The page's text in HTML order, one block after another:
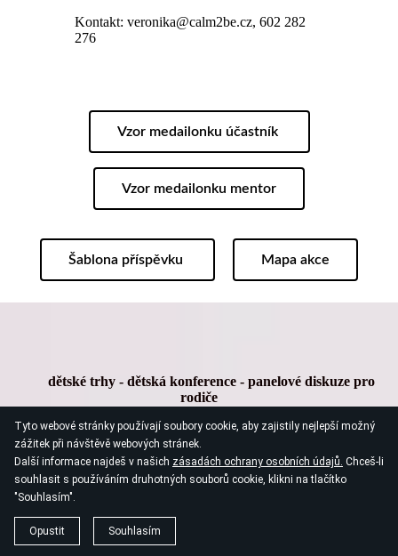
Tyto webové stránky používají soubory cookie, aby zajistily nejlepší možný
zážitek při návštěvě webových stránek.
Další informace najdeš v našich zásadách ochrany osobních údajů. Chceš-li
souhlasit s používáním druhotných souborů cookie, klikni na tlačítko
"Souhlasím".
Opustit Souhlasím
Kontakt: veronika@calm2be.cz, 602 282
276
Vzor medailonku účastník
Vzor medailonku mentor
Šablona příspěvku Mapa akce
dětské trhy - dětská konference - panelové diskuze pro
rodiče
Srdcem pro lepší svět
Denpro rodiny v Poděbradech, který jezdarma a pro
všechny .
Neprodáváme vstupenky, akce
negeneruje žádné příjmy
stojí na podpoře partnerů a lidí, kterým dává smysl
vzdělávání a budoucnost dětí.